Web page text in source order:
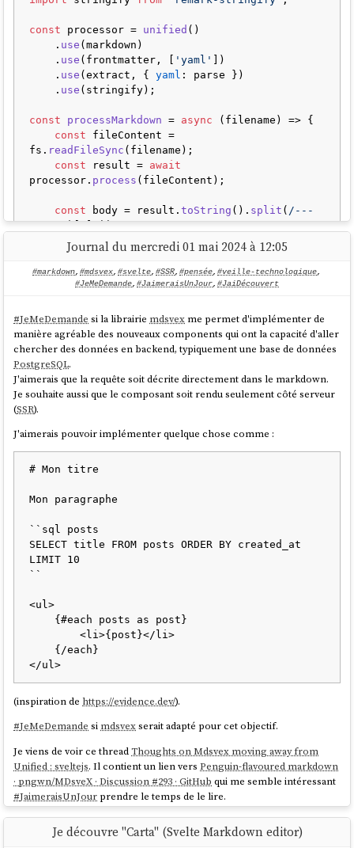
const processor = unified ()
    .
use (markdown)
    .
use (frontmatter, [ 'yaml' ])
    .
use (extract, { yaml : parse })
    .
use (stringify);
const processMarkdown = async ( filename ) => {
const fileContent =
fs. readFileSync (filename);
const result = await
processor. process (fileContent);
const body = result.toString (). split ( /---
\s*$/m)[2] || '';
return {
frontmatter: result.data,
body: body.trim()
};
for (const filename of (await
glob("content/**/*.md"
processMarkdown(filename).then(data => {
console.log ('Frontmatter:',
data.
    });
}
#!/usr/bin/env node
import { glob }
import
for
( "content/**/*.md"
))) {
console . log (matter. read
engines
: {
schema
    }));
Je préfère sans hésitation cette seconde implémentation.
#JaiDécidéd'utilisergray-matter
#JeMeDemandequels seraient les avantages que j'aurai à utiliser
remark🤔.
Journal du mercredi 01 mai 2024 à 12:05
#markdown, #mdsvex, #svelte, #SSR, #pensée, #veille-technologique,
#JeMeDemande, #JaimeraisUnJour, #JaiDécouvert
#JeMeDemande si la librairie mdsvex me permet d'implémenter de
manière agréable des nouveaux components qui ont la capacité d'aller
chercher des données en backend, typiquement une base de données
PostgreSQL.
J'aimerais que la requête soit décrite directement dans le markdown.
Je souhaite aussi que le composant soit rendu seulement côté serveur
(SSR).
J'aimerais pouvoir implémenter quelque chose comme :
# Mon titre
Mon paragraphe
``sql posts
SELECT title FROM posts ORDER BY created_at
LIMIT 10
``
<ul>
        <li>{post}</li>
(inspiration de https://evidence.dev/).
#JeMeDemande si mdsvexserait adapté pour cet objectif.
Je viens de voir ce threadThoughts on Mdsvex moving away from
Unified : sveltejs. Il contient un lien versPenguin-flavoured markdown
· pngwn/MDsveX · Discussion #293 · GitHub qui me semble intéressant
#JaimeraisUnJour prendre le temps de le lire.
Autre threadWhat remark and rehype plugins are people using? ·
pngwn/MDsveX · Discussion #354 · GitHub.
Je découvre "Carta" (Svelte Markdown editor)